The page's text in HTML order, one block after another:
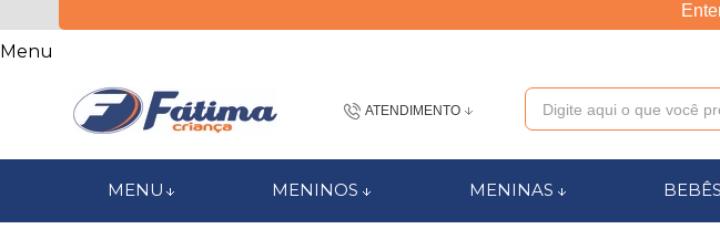
Menu
ATENDIMENTO
MENU MENINOS MENINAS BEBÊS